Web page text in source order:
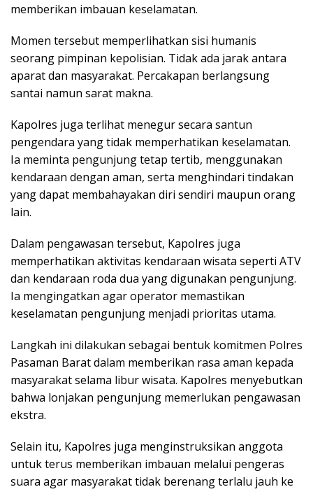
memberikan imbauan keselamatan.
Momen tersebut memperlihatkan sisi humanis
seorang pimpinan kepolisian. Tidak ada jarak antara
aparat dan masyarakat. Percakapan berlangsung
santai namun sarat makna.
Kapolres juga terlihat menegur secara santun
pengendara yang tidak memperhatikan keselamatan.
Ia meminta pengunjung tetap tertib, menggunakan
kendaraan dengan aman, serta menghindari tindakan
yang dapat membahayakan diri sendiri maupun orang
lain.
Dalam pengawasan tersebut, Kapolres juga
memperhatikan aktivitas kendaraan wisata seperti ATV
dan kendaraan roda dua yang digunakan pengunjung.
Ia mengingatkan agar operator memastikan
keselamatan pengunjung menjadi prioritas utama.
Langkah ini dilakukan sebagai bentuk komitmen Polres
Pasaman Barat dalam memberikan rasa aman kepada
masyarakat selama libur wisata. Kapolres menyebutkan
bahwa lonjakan pengunjung memerlukan pengawasan
ekstra.
Selain itu, Kapolres juga menginstruksikan anggota
untuk terus memberikan imbauan melalui pengeras
suara agar masyarakat tidak berenang terlalu jauh ke